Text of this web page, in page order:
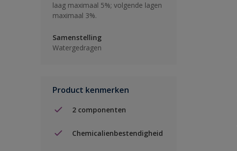
laag maximaal 5%; volgende lagen
maximaal 3%.
Samenstelling
Watergedragen
Product kenmerken
2 componenten
Chemicalienbestendigheid